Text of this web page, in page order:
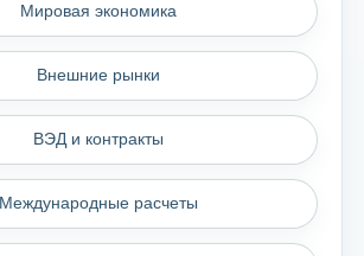
Мировая экономика
Внешние рынки
ВЭД и контракты
Международные расчеты